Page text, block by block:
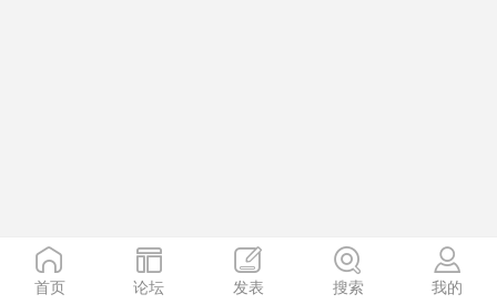
首页 论坛 发表 搜索 我的